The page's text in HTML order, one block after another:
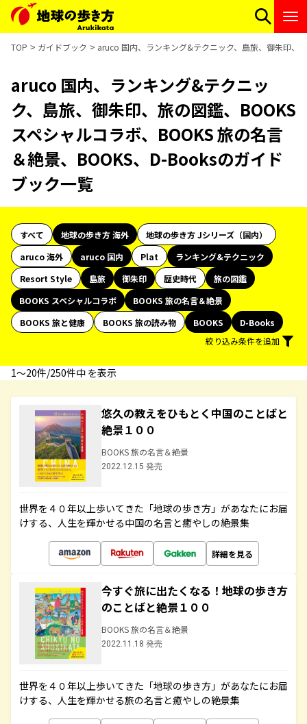
TOP ガイドブック aruco 国内、ランキング&テクニック、島旅、御朱印、
aruco 国内、ランキング&テクニッ
ク、島旅、御朱印、旅の図鑑、BOOKS
スペシャルコラボ、BOOKS 旅の名言
＆絶景、BOOKS、D-Booksのガイド
ブック一覧
すべて 地球の歩き方 海外
地球の歩き方 Jシリーズ（国内）
aruco 海外
aruco 国内 Plat
ランキング&テクニック
Resort Style
島旅 御朱印 歴史時代
旅の図鑑
BOOKS スペシャルコラボ
BOOKS 旅の名言＆絶景
BOOKS 旅と健康
BOOKS 旅の読み物 BOOKS
D-Books
絞り込み条件を追加
1〜20件/250件中 を表示
悠久の教えをひもとく中国のことばと
絶景１００
BOOKS 旅の名言＆絶景
2022.12.15 発売
世界を４０年以上歩いてきた「地球の歩き方」があなたにお届
けする、人生を輝かせる中国の名言と癒やしの絶景集
詳細を見る
今すぐ旅に出たくなる！地球の歩き方
のことばと絶景１００
BOOKS 旅の名言＆絶景
2022.11.18 発売
世界を４０年以上歩いてきた「地球の歩き方」があなたにお届
けする、人生を輝かせる旅の名言と癒やしの絶景集